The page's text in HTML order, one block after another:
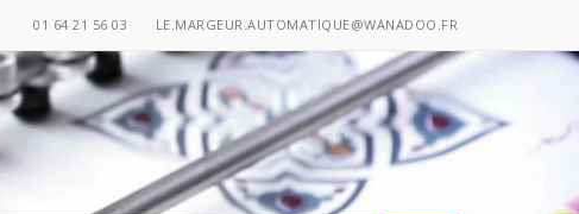
01 64 21 56 03 LE.MARGEUR.AUTOMATIQUE@WANADOO.FR